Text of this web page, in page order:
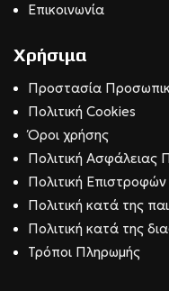
Επικοινωνία
Χρήσιμα
Προστασία
Πολιτική Cookies
Όροι χρήσης
Πολιτική Ασφάλειας
Πολιτική Επιστροφών
Πολιτική κατά της
Πολιτική κατά της
Τρόποι Πληρωμής